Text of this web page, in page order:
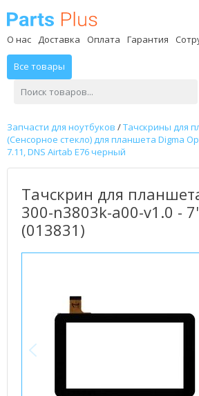
О нас Доставка Оплата Гарантия
Все товары
Запчасти для ноутбуков /Тачскрины для
(Сенсорное стекло) для планшета Digma
7.11, DNS Airtab E76 черный
Тачскрин для
300-n3803k-a00-v1.0 -
(013831)